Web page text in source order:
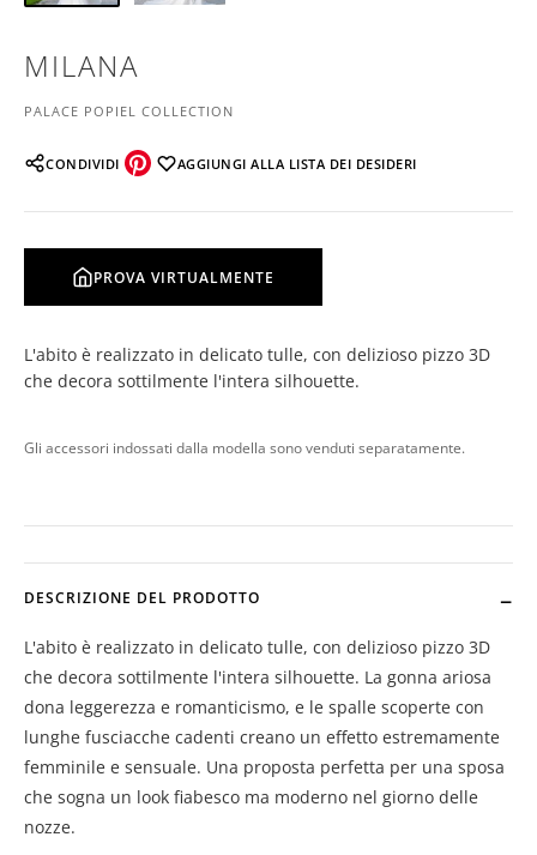
MILANA
PALACE POPIEL COLLECTION
CONDIVIDI AGGIUNGI ALLA LISTA DEI DESIDERI
PROVA VIRTUALMENTE
L'abito è realizzato in delicato tulle, con delizioso pizzo 3D
che decora sottilmente l'intera silhouette.
Gli accessori indossati dalla modella sono venduti separatamente.
DESCRIZIONE DEL PRODOTTO
L'abito è realizzato in delicato tulle, con delizioso pizzo 3D
che decora sottilmente l'intera silhouette. La gonna ariosa
dona leggerezza e romanticismo, e le spalle scoperte con
lunghe fusciacche cadenti creano un effetto estremamente
femminile e sensuale. Una proposta perfetta per una sposa
che sogna un look fiabesco ma moderno nel giorno delle
nozze.